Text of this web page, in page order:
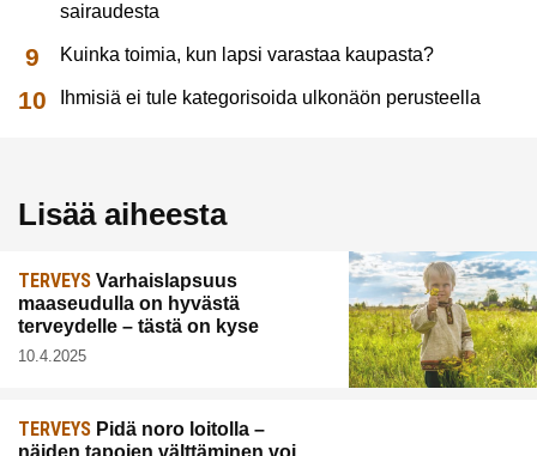
sairaudesta
Kuinka toimia, kun lapsi varastaa kaupasta?
Ihmisiä ei tule kategorisoida ulkonäön perusteella
Lisää aiheesta
TERVEYS Varhaislapsuus
maaseudulla on hyvästä
terveydelle – tästä on kyse
10.4.2025
TERVEYS Pidä noro loitolla –
näiden tapojen välttäminen voi